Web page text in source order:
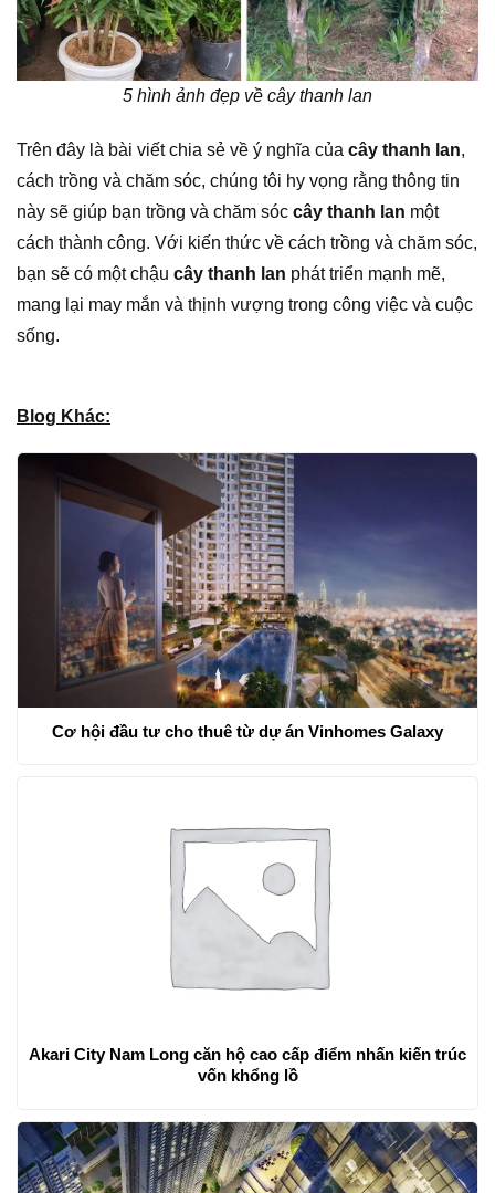
5 hình ảnh đẹp về cây thanh lan
Trên đây là bài viết chia sẻ về ý nghĩa của cây thanh lan,
cách trồng và chăm sóc, chúng tôi hy vọng rằng thông tin
này sẽ giúp bạn trồng và chăm sóc cây thanh lan một
cách thành công. Với kiến thức về cách trồng và chăm sóc,
bạn sẽ có một chậu cây thanh lan phát triển mạnh mẽ,
mang lại may mắn và thịnh vượng trong công việc và cuộc
sống.
Blog Khác:
Cơ hội đầu tư cho thuê từ dự án Vinhomes Galaxy
Akari City Nam Long căn hộ cao cấp điểm nhấn kiến trúc
vốn khổng lồ